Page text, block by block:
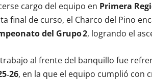
cargo del equipo en Primera
final de curso, el Charco del Pino
del Grupo 2, logrando el
al frente del banquillo fue
, en la que el equipo cumplió con